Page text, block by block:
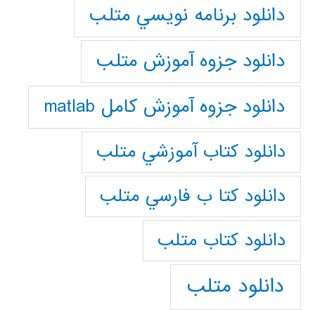
دانلود برنامه نويسي متلب
دانلود جزوه آموزش متلب
دانلود جزوه آموزش کامل matlab
دانلود كتاب آموزشي متلب
دانلود كتا ب فارسي متلب
دانلود كتاب متلب
دانلود متلب